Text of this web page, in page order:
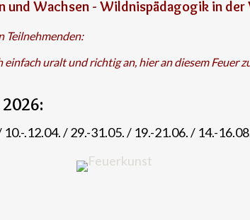
und Wachsen - Wildnispädagogik in der
Teilnehmenden:
einfach uralt und richtig an, hier an diesem Feuer
10.-.12.04. / 29.-31.05. / 19.-21.06. / 14.-